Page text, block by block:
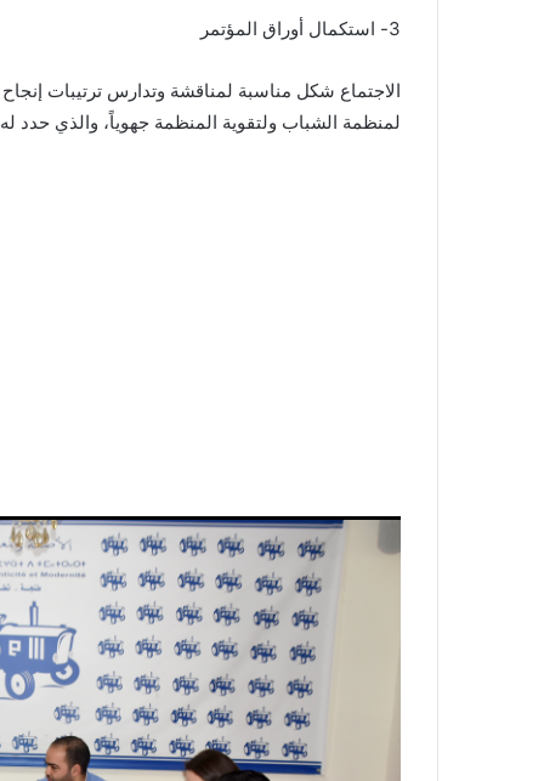
3- استكمال أوراق المؤتمر
الاجتماع شكل مناسبة لمناقشة وتدارس ترتيبات
لمنظمة الشباب ولتقوية المنظمة جهوياً، والذي حدد له تاريخ 31